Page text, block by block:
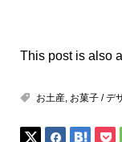
This post is also
お土産, お菓子 / デ